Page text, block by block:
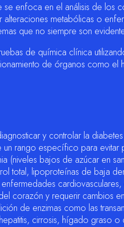
enfoca en el análisis de
metabólicas o
que no siempre son
de química clínica
de órganos como
y controlar la
rango específico para
(niveles bajos de azúcar en
total, lipoproteínas de baja
corazón y requerir cambios
de enzimas como las
cirrosis, hígado graso